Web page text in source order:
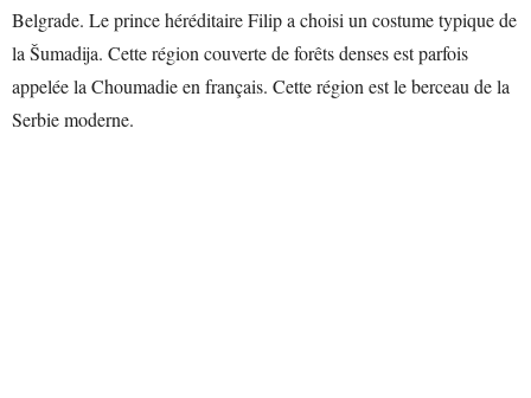
Belgrade. Le prince héréditaire Filip a choisi un costume typique de
la Šumadija. Cette région couverte de forêts denses est parfois
appelée la Choumadie en français. Cette région est le berceau de la
Serbie moderne.